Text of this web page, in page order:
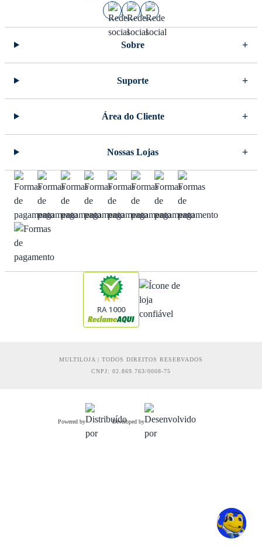
Sobre
Suporte
Área do Cliente
Nossas Lojas
RA 1000
MULTILOJA | TODOS DIREITOS RESERVADOS
CNPJ: 02.869.763/0008-75
Powered by Developed by